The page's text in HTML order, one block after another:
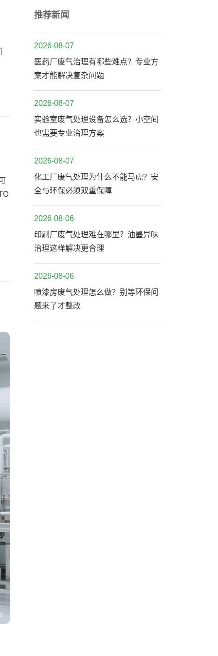
推荐新闻
2026-08-07
医药厂废气治理有哪些难点？专业方
案才能解决复杂问题
2026-08-07
实验室废气处理设备怎么选？小空间
也需要专业治理方案
2026-08-07
化工厂废气处理为什么不能马虎？安
全与环保必须双重保障
2026-08-06
印刷厂废气处理难在哪里？油墨异味
治理这样解决更合理
2026-08-06
喷漆房废气处理怎么做？别等环保问
题来了才整改